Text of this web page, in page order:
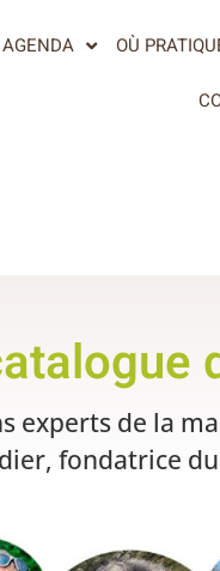
AGENDA OÙ
experts de la
fondatrice